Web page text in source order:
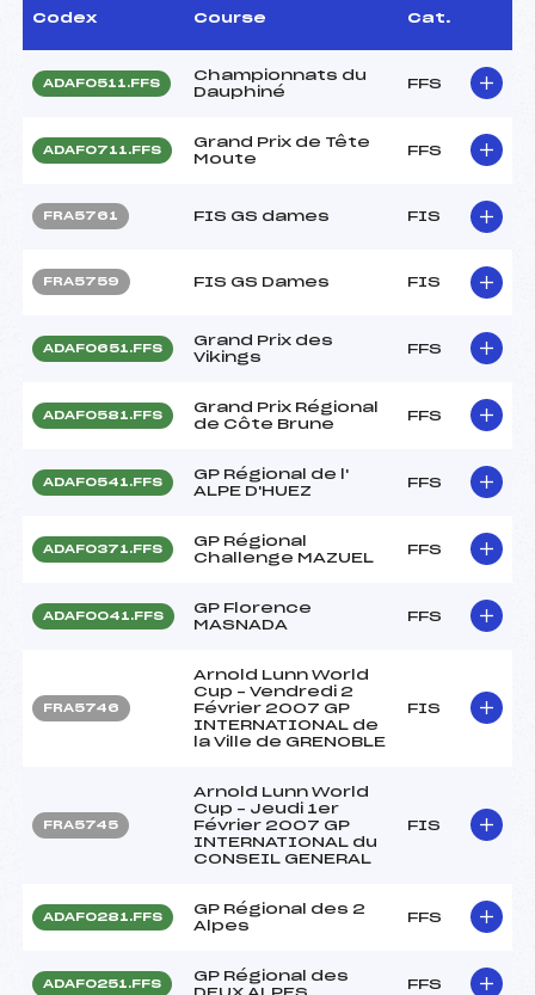
Codex Course Cat.
ADAF0511.FFS
Championnats du
Dauphiné
FFS
ADAF0711.FFS
Grand Prix de Tête
Moute
FFS
FRA5761 FIS GS dames FIS
FRA5759 FIS GS Dames FIS
ADAF0651.FFS
Grand Prix des
Vikings
FFS
ADAF0581.FFS
Grand Prix Régional
de Côte Brune
FFS
ADAF0541.FFS
GP Régional de l'
ALPE D'HUEZ
FFS
ADAF0371.FFS
GP Régional
Challenge MAZUEL
FFS
ADAF0041.FFS
GP Florence
MASNADA
FFS
FRA5746
Arnold Lunn World
Cup – Vendredi 2
Février 2007 GP
INTERNATIONAL de
la Ville de GRENOBLE
FIS
FRA5745
Arnold Lunn World
Cup – Jeudi 1er
Février 2007 GP
INTERNATIONAL du
CONSEIL GENERAL
FIS
ADAF0281.FFS
GP Régional des 2
Alpes
FFS
ADAF0251.FFS
GP Régional des
DEUX ALPES
FFS